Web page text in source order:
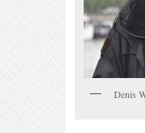
Denis